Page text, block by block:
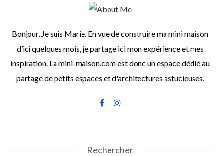
Bonjour, Je suis Marie. En vue de construire ma mini maison
d’ici quelques mois, je partage ici mon expérience et mes
inspiration. La mini-maison.com est donc un espace dédié au
partage de petits espaces et d'architectures astucieuses.
Rechercher